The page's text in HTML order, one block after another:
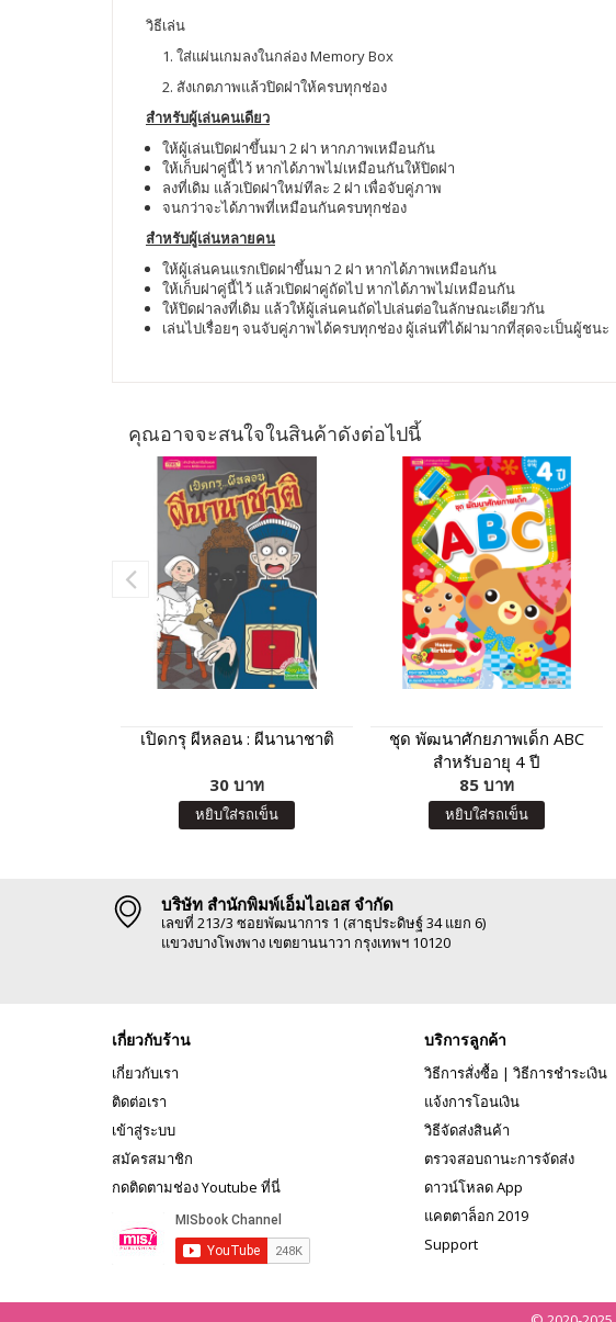
วิธีเล่น
1. ใส่แผ่นเกมลงในกล่อง Memory Box
2. สังเกตภาพแล้วปิดฝาให้ครบทุกช่อง
สำหรับผู้เล่นคนเดียว
ให้ผู้เล่นเปิดฝาขึ้นมา 2 ฝา หากภาพเหมือนกัน
ให้เก็บฝาคู่นี้ไว้ หากได้ภาพไม่เหมือนกันให้ปิดฝา
ลงที่เดิม แล้วเปิดฝาใหม่ทีละ 2 ฝา เพื่อจับคู่ภาพ
จนกว่าจะได้ภาพที่เหมือนกันครบทุกช่อง
สำหรับผู้เล่นหลายคน
ให้ผู้เล่นคนแรกเปิดฝาขึ้นมา 2 ฝา หากได้ภาพเหมือนกัน
ให้เก็บฝาคู่นี้ไว้ แล้วเปิดฝาคู่ถัดไป หากได้ภาพไม่เหมือนกัน
ให้ปิดฝาลงที่เดิม แล้วให้ผู้เล่นคนถัดไปเล่นต่อในลักษณะเดียวกัน
เล่นไปเรื่อยๆ จนจับคู่ภาพได้ครบทุกช่อง ผู้เล่นที่ได้ฝามากที่สุดจะเป็นผู้ชนะ
คุณอาจจะสนใจในสินค้าดังต่อไปนี้
เปิดกรุ ผีหลอน : ผีนานาชาติ
30 บาท
หยิบใส่รถเข็น
ชุด พัฒนาศักยภาพเด็ก ABC
สำหรับอายุ 4 ปี
85 บาท
หยิบใส่รถเข็น
บริษัท สำนักพิมพ์เอ็มไอเอส จำกัด
เลขที่ 213/3 ซอยพัฒนาการ 1 (สาธุประดิษฐ์ 34 แยก 6)
แขวงบางโพงพาง เขตยานนาวา กรุงเทพฯ 10120
เกี่ยวกับร้าน
เกี่ยวกับเรา
ติดต่อเรา
เข้าสู่ระบบ
สมัครสมาชิก
กดติดตามช่อง Youtube ที่นี่
บริการลูกค้า
วิธีการสั่งซื้อ | วิธีการชำระเงิน
แจ้งการโอนเงิน
วิธีจัดส่งสินค้า
ตรวจสอบถานะการจัดส่ง
ดาวน์โหลด App
แคตตาล็อก 2019
Support